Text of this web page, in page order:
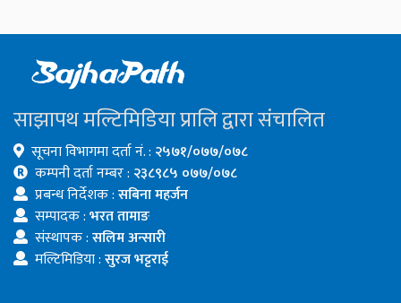
साझापथ मल्टिमिडिया प्रालि द्वारा संचालित
सूचना विभागमा दर्ता नं. : २५७१/०७७/०७८
कम्पनी दर्ता नम्बर : २३८९८५ ०७७/०७८
प्रबन्ध निर्देशक :सबिना महर्जन
सम्पादक :भरत तामाङ
संस्थापक :सलिम अन्सारी
मल्टिमिडिया :सुरज भट्टराई